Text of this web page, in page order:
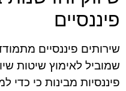
פיננסיים
שירותים פיננסיים
שמוביל לאימוץ שיטות
פיננסיות מבינות כי